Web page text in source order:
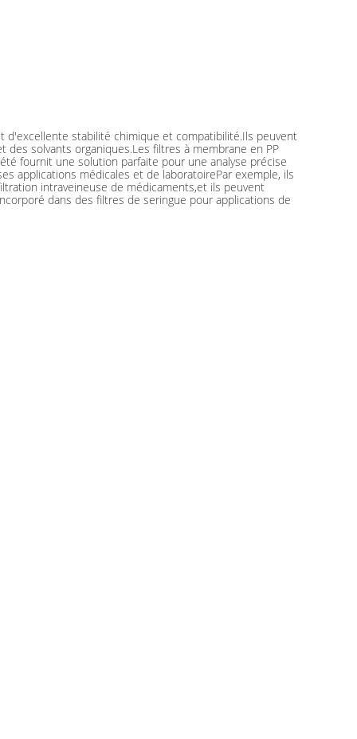
d'excellente stabilité chimique et compatibilité.Ils peuvent
solvants organiques.Les filtres à membrane en PP
fournit une solution parfaite pour une analyse précise
applications médicales et de laboratoirePar exemple, ils
intraveineuse de médicaments,et ils peuvent
dans des filtres de seringue pour applications de